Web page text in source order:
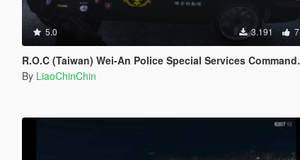
5.0 3.191 7
R.O.C (Taiwan) Wei-An Police Special Services Commando CAR
By LiaoChinChin